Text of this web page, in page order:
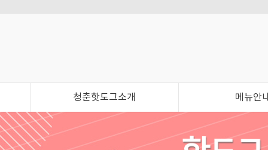
청춘핫도그소개 메뉴안